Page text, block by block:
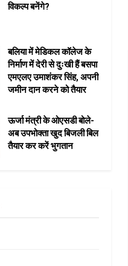
विकल्प बनेंगे?
बलिया में मेडिकल कॉलेज के
निर्माण में देरी से दुःखी हैं बसपा
एमएलए उमाशंकर सिंह, अपनी
जमीन दान करने को तैयार
ऊर्जा मंत्री के ओएसडी बोले-
अब उपभोक्ता खुद बिजली बिल
तैयार कर करें भुगतान